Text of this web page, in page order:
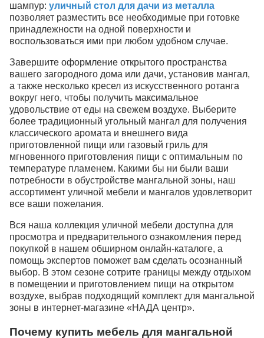
шампур: уличный стол для дачи из металла
позволяет разместить все необходимые при готовке
принадлежности на одной поверхности и
воспользоваться ими при любом удобном случае.
Завершите оформление открытого пространства
вашего загородного дома или дачи, установив мангал,
а также несколько кресел из искусственного ротанга
вокруг него, чтобы получить максимальное
удовольствие от еды на свежем воздухе. Выберите
более традиционный угольный мангал для получения
классического аромата и внешнего вида
приготовленной пищи или газовый гриль для
мгновенного приготовления пищи с оптимальным по
температуре пламенем. Какими бы ни были ваши
потребности в обустройстве мангальной зоны, наш
ассортимент уличной мебели и мангалов удовлетворит
все ваши пожелания.
Вся наша коллекция уличной мебели доступна для
просмотра и предварительного ознакомления перед
покупкой в нашем обширном онлайн-каталоге, а
помощь экспертов поможет вам сделать осознанный
выбор. В этом сезоне сотрите границы между отдыхом
в помещении и приготовлением пищи на открытом
воздухе, выбрав подходящий комплект для мангальной
зоны в интернет-магазине «НАДА центр».
Почему купить мебель для мангальной